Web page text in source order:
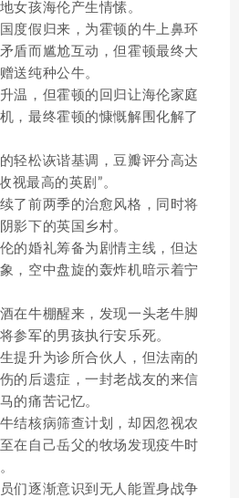
女孩海伦产生情愫。
度假归来，为霍顿的牛上鼻环
盾而尴尬互动，但霍顿最终大
送纯种公牛。
温，但霍顿的回归让海伦家庭
，最终霍顿的慷慨解围化解了
轻松诙谐基调，豆瓣评分高达
视最高的英剧”。
了前两季的治愈风格，同时将
影下的英国乡村。
的婚礼筹备为剧情主线，但达
，空中盘旋的轰炸机暗示着宁
在牛棚醒来，发现一头老牛脚
参军的男孩执行安乐死。
提升为诊所合伙人，但法南的
的后遗症，一封老战友的来信
的痛苦记忆。
结核病筛查计划，却因忽视农
在自己岳父的牧场发现疫牛时
们逐渐意识到无人能置身战争